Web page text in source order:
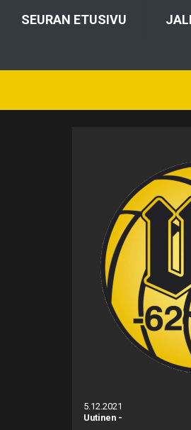
SEURAN ETUSIVU
5.12.2021
Uutinen -